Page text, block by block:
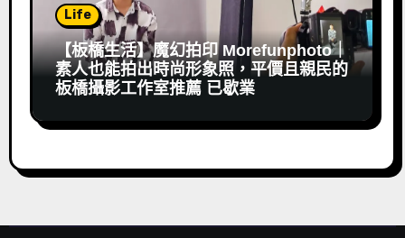
Life
【板橋生活】魔幻拍印 Morefunphoto｜
素人也能拍出時尚形象照，平價且親民的
板橋攝影工作室推薦 已歇業